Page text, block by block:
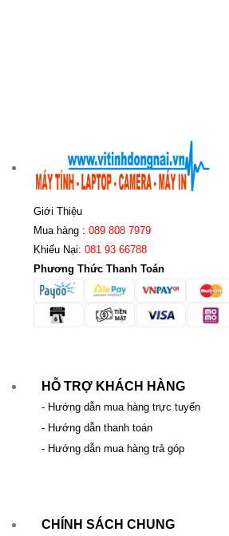
Giới Thiệu
Mua hàng : 089 808 7979
Khiếu Nại: 081 93 66788
Phương Thức Thanh Toán
HỖ TRỢ KHÁCH HÀNG
- Hướng dẫn mua hàng trực tuyến
- Hướng dẫn thanh toán
- Hướng dẫn mua hàng trả góp
CHÍNH SÁCH CHUNG